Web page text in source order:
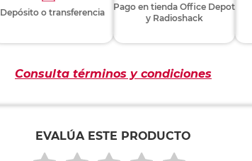
Depósito o transferencia
Pago en tienda Office Depot
y Radioshack
Consulta términos y condiciones
EVALÚA ESTE PRODUCTO